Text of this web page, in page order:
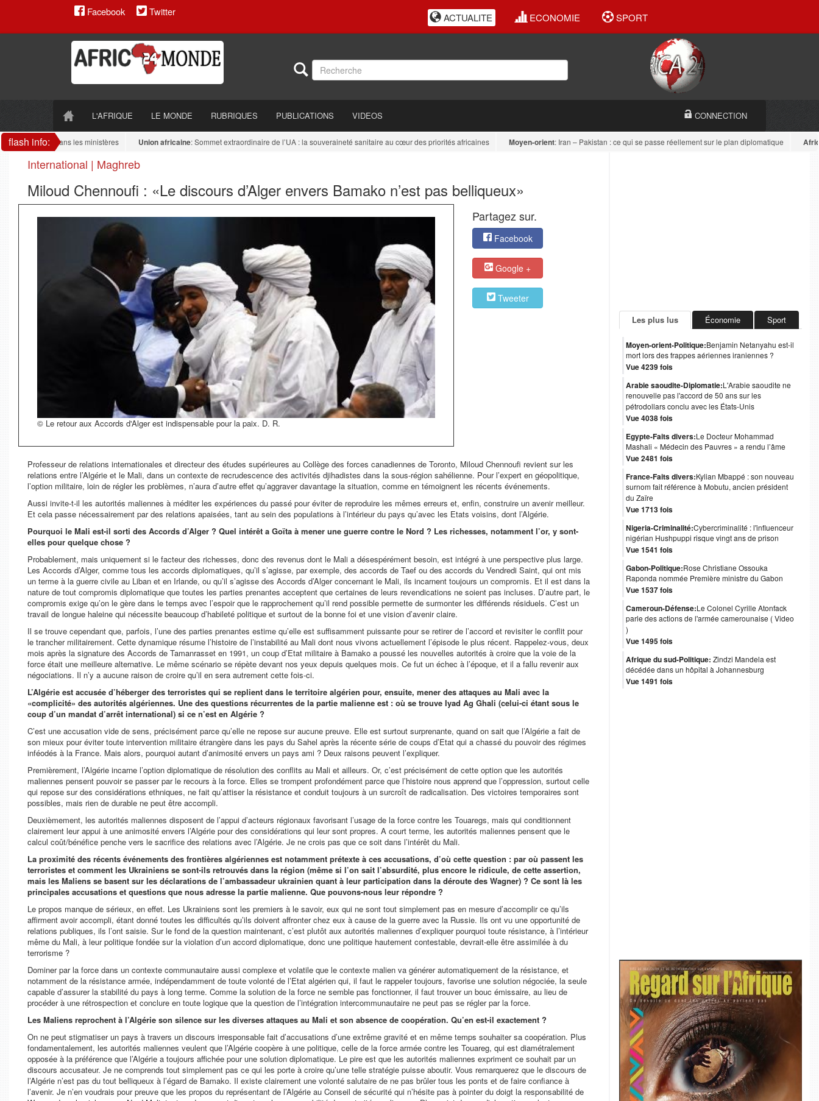
Facebook Twitter ACTUALITE ECONOMIE SPORT
L'AFRIQUE LE MONDE RUBRIQUES PUBLICATIONS VIDEOS CONNECTION
flash info:dans les ministères Union africaine: Sommet extraordinaire de l’UA : la souveraineté sanitaire au cœur des priorités africaines Moyen-orient: Iran – Pakistan : ce qui se passe réellement sur le plan diplomatique Afrique
International | Maghreb
Miloud Chennoufi : «Le discours d’Alger envers Bamako n’est pas belliqueux»
© Le retour aux Accords d'Alger est indispensable pour la paix. D. R.
Partagez sur.
Facebook
Google +
Tweeter
Professeur de relations internationales et directeur des études supérieures au Collège des forces canadiennes de Toronto, Miloud Chennoufi revient sur les
relations entre l’Algérie et le Mali, dans un contexte de recrudescence des activités djihadistes dans la sous-région sahélienne. Pour l’expert en géopolitique,
l’option militaire, loin de régler les problèmes, n’aura d’autre effet qu’aggraver davantage la situation, comme en témoignent les récents événements.
Aussi invite-t-il les autorités maliennes à méditer les expériences du passé pour éviter de reproduire les mêmes erreurs et, enfin, construire un avenir meilleur.
Et cela passe nécessairement par des relations apaisées, tant au sein des populations à l’intérieur du pays qu’avec les Etats voisins, dont l’Algérie.
Pourquoi le Mali est-il sorti des Accords d’Alger ? Quel intérêt a Goïta à mener une guerre contre le Nord ? Les richesses, notamment l’or, y sont-
elles pour quelque chose ?
Probablement, mais uniquement si le facteur des richesses, donc des revenus dont le Mali a désespérément besoin, est intégré à une perspective plus large.
Les Accords d’Alger, comme tous les accords diplomatiques, qu’il s’agisse, par exemple, des accords de Taef ou des accords du Vendredi Saint, qui ont mis
un terme à la guerre civile au Liban et en Irlande, ou qu’il s’agisse des Accords d’Alger concernant le Mali, ils incarnent toujours un compromis. Et il est dans la
nature de tout compromis diplomatique que toutes les parties prenantes acceptent que certaines de leurs revendications ne soient pas incluses. D’autre part, le
compromis exige qu’on le gère dans le temps avec l’espoir que le rapprochement qu’il rend possible permette de surmonter les différends résiduels. C’est un
travail de longue haleine qui nécessite beaucoup d’habileté politique et surtout de la bonne foi et une vision d’avenir claire.
Il se trouve cependant que, parfois, l’une des parties prenantes estime qu’elle est suffisamment puissante pour se retirer de l’accord et revisiter le conflit pour
le trancher militairement. Cette dynamique résume l’histoire de l’instabilité au Mali dont nous vivons actuellement l’épisode le plus récent. Rappelez-vous, deux
mois après la signature des Accords de Tamanrasset en 1991, un coup d’Etat militaire à Bamako a poussé les nouvelles autorités à croire que la voie de la
force était une meilleure alternative. Le même scénario se répète devant nos yeux depuis quelques mois. Ce fut un échec à l’époque, et il a fallu revenir aux
négociations. Il n’y a aucune raison de croire qu’il en sera autrement cette fois-ci.
L’Algérie est accusée d’héberger des terroristes qui se replient dans le territoire algérien pour, ensuite, mener des attaques au Mali avec la
«complicité» des autorités algériennes. Une des questions récurrentes de la partie malienne est : où se trouve Iyad Ag Ghali (celui-ci étant sous le
coup d’un mandat d’arrêt international) si ce n’est en Algérie ?
C’est une accusation vide de sens, précisément parce qu’elle ne repose sur aucune preuve. Elle est surtout surprenante, quand on sait que l’Algérie a fait de
son mieux pour éviter toute intervention militaire étrangère dans les pays du Sahel après la récente série de coups d’Etat qui a chassé du pouvoir des régimes
inféodés à la France. Mais alors, pourquoi autant d’animosité envers un pays ami ? Deux raisons peuvent l’expliquer.
Premièrement, l’Algérie incarne l’option diplomatique de résolution des conflits au Mali et ailleurs. Or, c’est précisément de cette option que les autorités
maliennes pensent pouvoir se passer par le recours à la force. Elles se trompent profondément parce que l’histoire nous apprend que l’oppression, surtout celle
qui repose sur des considérations ethniques, ne fait qu’attiser la résistance et conduit toujours à un surcroît de radicalisation. Des victoires temporaires sont
possibles, mais rien de durable ne peut être accompli.
Deuxièmement, les autorités maliennes disposent de l’appui d’acteurs régionaux favorisant l’usage de la force contre les Touaregs, mais qui conditionnent
clairement leur appui à une animosité envers l’Algérie pour des considérations qui leur sont propres. A court terme, les autorités maliennes pensent que le
calcul coût/bénéfice penche vers le sacrifice des relations avec l’Algérie. Je ne crois pas que ce soit dans l’intérêt du Mali.
La proximité des récents événements des frontières algériennes est notamment prétexte à ces accusations, d’où cette question : par où passent les
terroristes et comment les Ukrainiens se sont-ils retrouvés dans la région (même si l’on sait l’absurdité, plus encore le ridicule, de cette assertion,
mais les Maliens se basent sur les déclarations de l’ambassadeur ukrainien quant à leur participation dans la déroute des Wagner) ? Ce sont là les
principales accusations et questions que nous adresse la partie malienne. Que pouvons-nous leur répondre ?
Le propos manque de sérieux, en effet. Les Ukrainiens sont les premiers à le savoir, eux qui ne sont tout simplement pas en mesure d’accomplir ce qu’ils
affirment avoir accompli, étant donné toutes les difficultés qu’ils doivent affronter chez eux à cause de la guerre avec la Russie. Ils ont vu une opportunité de
relations publiques, ils l’ont saisie. Sur le fond de la question maintenant, c’est plutôt aux autorités maliennes d’expliquer pourquoi toute résistance, à l’intérieur
même du Mali, à leur politique fondée sur la violation d’un accord diplomatique, donc une politique hautement contestable, devrait-elle être assimilée à du
terrorisme ?
Dominer par la force dans un contexte communautaire aussi complexe et volatile que le contexte malien va générer automatiquement de la résistance, et
notamment de la résistance armée, indépendamment de toute volonté de l’Etat algérien qui, il faut le rappeler toujours, favorise une solution négociée, la seule
capable d’assurer la stabilité du pays à long terme. Comme la solution de la force ne semble pas fonctionner, il faut trouver un bouc émissaire, au lieu de
procéder à une rétrospection et conclure en toute logique que la question de l’intégration intercommunautaire ne peut pas se régler par la force.
Les Maliens reprochent à l’Algérie son silence sur les diverses attaques au Mali et son absence de coopération. Qu’en est-il exactement ?
On ne peut stigmatiser un pays à travers un discours irresponsable fait d’accusations d’une extrême gravité et en même temps souhaiter sa coopération. Plus
fondamentalement, les autorités maliennes veulent que l’Algérie coopère à une politique, celle de la force armée contre les Touareg, qui est diamétralement
opposée à la préférence que l’Algérie a toujours affichée pour une solution diplomatique. Le pire est que les autorités maliennes expriment ce souhait par un
discours accusateur. Je ne comprends tout simplement pas ce qui les porte à croire qu’une telle stratégie puisse aboutir. Vous remarquerez que le discours de
l’Algérie n’est pas du tout belliqueux à l’égard de Bamako. Il existe clairement une volonté salutaire de ne pas brûler tous les ponts et de faire confiance à
l’avenir. Je n’en voudrais pour preuve que les propos du représentant de l’Algérie au Conseil de sécurité qui n’hésite pas à pointer du doigt la responsabilité de
Les plus lus Économie Sport
Moyen-orient-Politique:Benjamin Netanyahu est-il
mort lors des frappes aériennes iraniennes ?
Vue 4239 fois
Arabie saoudite-Diplomatie:L'Arabie saoudite ne
renouvelle pas l'accord de 50 ans sur les
pétrodollars conclu avec les États-Unis
Vue 4038 fois
Egypte-Faits divers:Le Docteur Mohammad
Mashali « Médecin des Pauvres » a rendu l’âme
Vue 2481 fois
France-Faits divers:Kylian Mbappé : son nouveau
surnom fait référence à Mobutu, ancien président
du Zaïre
Vue 1713 fois
Nigeria-Criminalité:Cybercriminalité : l'influenceur
nigérian Hushpuppi risque vingt ans de prison
Vue 1541 fois
Gabon-Politique:Rose Christiane Ossouka
Raponda nommée Première ministre du Gabon
Vue 1537 fois
Cameroun-Défense:Le Colonel Cyrille Atonfack
parle des actions de l'armée camerounaise ( Video
)
Vue 1495 fois
Afrique du sud-Politique: Zindzi Mandela est
décédée dans un hôpital à Johannesburg
Vue 1491 fois